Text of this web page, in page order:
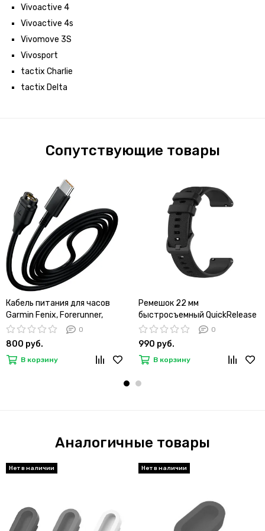
Vivoactive 4
Vivoactive 4s
Vivomove 3S
Vivosport
tactix Charlie
tactix Delta
Сопутствующие товары
Кабель питания для часов
Garmin Fenix, Forerunner,
Instinct, Epix, Enduro, Venu,
Venu SQ, Tactix, Delta и др.
зарядное устройство 1 метр,
type-C
0
800 руб.
В корзину
Ремешок 22 мм
быстросъемный QuickRelease
для Garmin Forerunner 255 /
265 / 745, Venu 2, Vivoactive 4
пряжка в цвет ремешка
(Черный)
0
990 руб.
В корзину
Аналогичные товары